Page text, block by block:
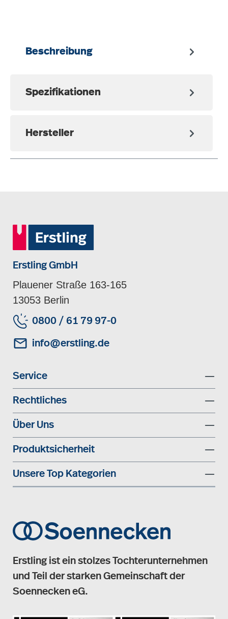
Beschreibung
Spezifikationen
Hersteller
Erstling GmbH
Plauener Straße 163-165
13053 Berlin
0800 / 61 79 97-0
info@erstling.de
Service
Rechtliches
Über Uns
Produktsicherheit
Unsere Top Kategorien
Erstling ist ein stolzes Tochterunternehmen
und Teil der starken Gemeinschaft der
Soennecken eG.